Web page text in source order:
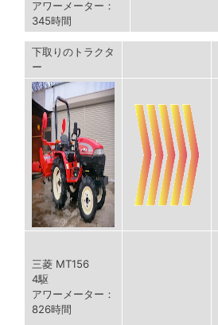
アワーメーター：
345時間
下取りのトラクタ
ー
三菱 MT156
4駆
アワーメーター：
826時間